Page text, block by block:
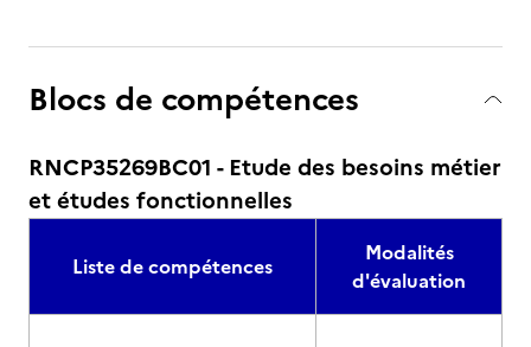
Blocs de compétences
RNCP35269BC01 - Etude des besoins métier
et études fonctionnelles
Liste de compétences
Modalités
d'évaluation